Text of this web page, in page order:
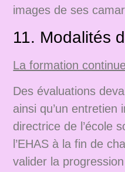
images de ses
11. Modalités
La formation
Des évaluations
ainsi qu’un entretien
directrice de l’école
l’EHAS à la fin de
valider la